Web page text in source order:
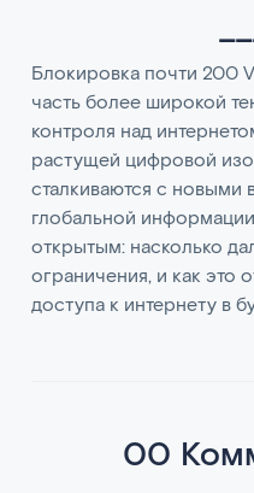
Блокировка почти 200
часть более широкой
контроля над
растущей цифровой
сталкиваются с новыми
глобальной
открытым: насколько
ограничения, и как это
доступа к интернету в
00